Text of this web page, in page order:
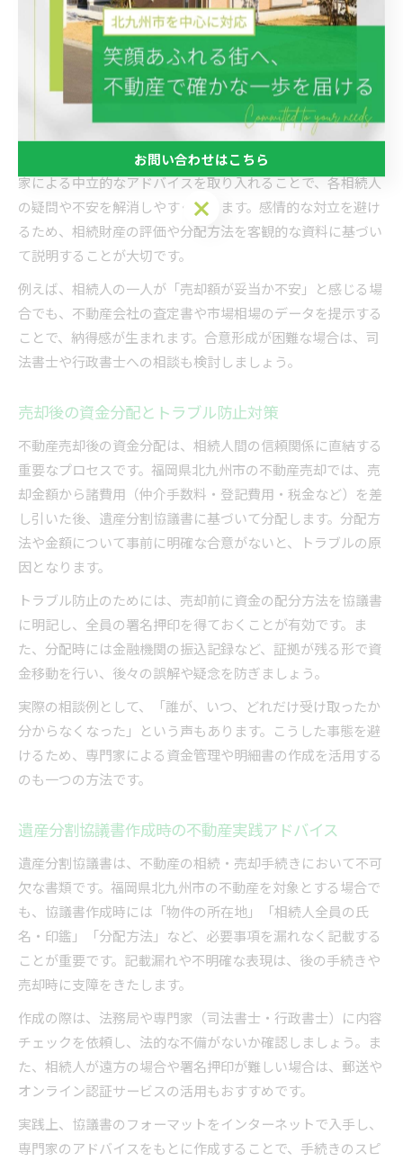
県北九州市のように相続人が遠方に住んでいる場合や、複数
の不動産が絡むケースでは、連絡や意見調整が難航しやすい
傾向があります。合意形成のためには、全員が納得できる情
報共有と、意見をまとめるための第三者（専門家）の活用が
具体的には、定期的な連絡会やオンライン会議の活用、専門
家による中立的なアドバイスを取り入れることで、各相続人
の疑問や不安を解消しやすくなります。感情的な対立を避け
るため、相続財産の評価や分配方法を客観的な資料に基づい
て説明することが大切です。
例えば、相続人の一人が「売却額が妥当か不安」と感じる場
合でも、不動産会社の査定書や市場相場のデータを提示する
ことで、納得感が生まれます。合意形成が困難な場合は、司
法書士や行政書士への相談も検討しましょう。
売却後の資金分配とトラブル防止対策
不動産売却後の資金分配は、相続人間の信頼関係に直結する
重要なプロセスです。福岡県北九州市の不動産売却では、売
却金額から諸費用（仲介手数料・登記費用・税金など）を差
し引いた後、遺産分割協議書に基づいて分配します。分配方
法や金額について事前に明確な合意がないと、トラブルの原
因となります。
トラブル防止のためには、売却前に資金の配分方法を協議書
に明記し、全員の署名押印を得ておくことが有効です。ま
た、分配時には金融機関の振込記録など、証拠が残る形で資
金移動を行い、後々の誤解や疑念を防ぎましょう。
実際の相談例として、「誰が、いつ、どれだけ受け取ったか
分からなくなった」という声もあります。こうした事態を避
けるため、専門家による資金管理や明細書の作成を活用する
のも一つの方法です。
遺産分割協議書作成時の不動産実践アドバイス
遺産分割協議書は、不動産の相続・売却手続きにおいて不可
欠な書類です。福岡県北九州市の不動産を対象とする場合で
も、協議書作成時には「物件の所在地」「相続人全員の氏
名・印鑑」「分配方法」など、必要事項を漏れなく記載する
ことが重要です。記載漏れや不明確な表現は、後の手続きや
売却時に支障をきたします。
作成の際は、法務局や専門家（司法書士・行政書士）に内容
チェックを依頼し、法的な不備がないか確認しましょう。ま
た、相続人が遠方の場合や署名押印が難しい場合は、郵送や
オンライン認証サービスの活用もおすすめです。
実践上、協議書のフォーマットをインターネットで入手し、
専門家のアドバイスをもとに作成することで、手続きのスピ
お問い合わせはこちら
お問い合わせはこちら